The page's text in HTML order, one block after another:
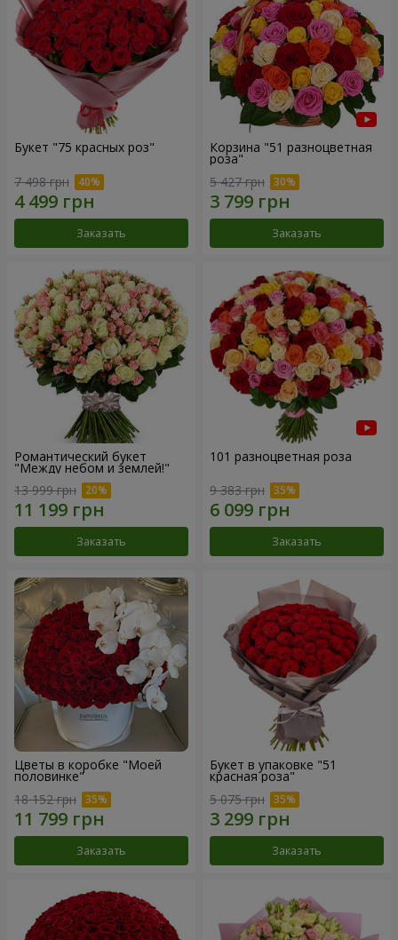
Букет "75 красных роз"
7 498 грн
Заказать
Корзина "51 разноцветная
роза"
5 427 грн
Заказать
Романтический букет
"Между небом и землей!"
13 999 грн
Заказать
101 разноцветная роза
9 383 грн
Заказать
Цветы в коробке "Моей
половинке"
18 152 грн
Заказать
Букет в упаковке "51
красная роза"
5 075 грн
Заказать